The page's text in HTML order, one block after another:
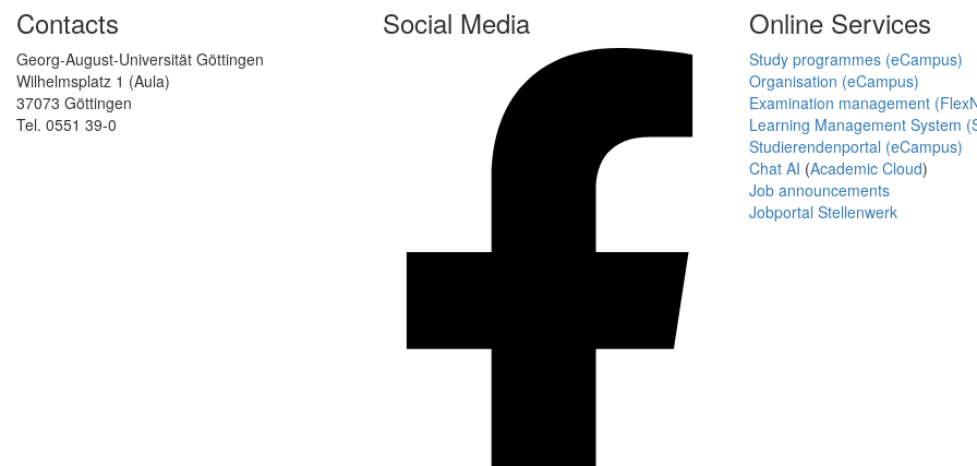
Contacts
Georg-August-Universität Göttingen
Wilhelmsplatz 1 (Aula)
37073 Göttingen
Tel. 0551 39-0
Social Media Online Services
Study programmes (eCampus)
Organisation (eCampus)
Examination management
Learning Management System
Studierendenportal (eCampus)
Chat AI (Academic Cloud)
Job announcements
Jobportal Stellenwerk